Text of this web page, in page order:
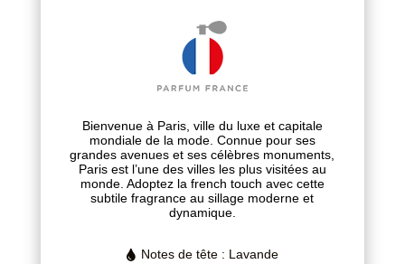
Bienvenue à Paris, ville du luxe et capitale
mondiale de la mode. Connue pour ses
grandes avenues et ses célèbres monuments,
Paris est l’une des villes les plus visitées au
monde. Adoptez la french touch avec cette
subtile fragrance au sillage moderne et
dynamique.
 Notes de tête : Lavande